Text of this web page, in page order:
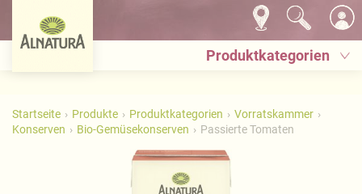
Produktkategorien
Startseite Produkte Produktkategorien
Vorratskammer
Konserven
Bio-Gemüsekonserven Passierte Tomaten